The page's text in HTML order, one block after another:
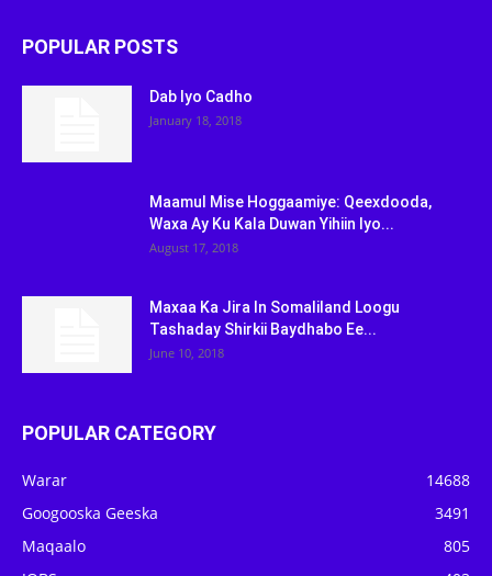
POPULAR POSTS
Dab Iyo Cadho
January 18, 2018
Maamul Mise Hoggaamiye: Qeexdooda,
Waxa Ay Ku Kala Duwan Yihiin Iyo...
August 17, 2018
Maxaa Ka Jira In Somaliland Loogu
Tashaday Shirkii Baydhabo Ee...
June 10, 2018
POPULAR CATEGORY
Warar
14688
Googooska Geeska
3491
Maqaalo
805